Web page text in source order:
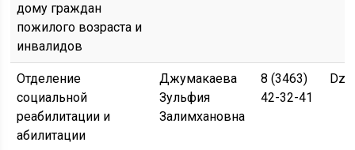
дому граждан
пожилого возраста и
инвалидов
Отделение
социальной
реабилитации и
абилитации
Джумакаева
Зульфия
Залимхановна
8 (3463)
42-32-41